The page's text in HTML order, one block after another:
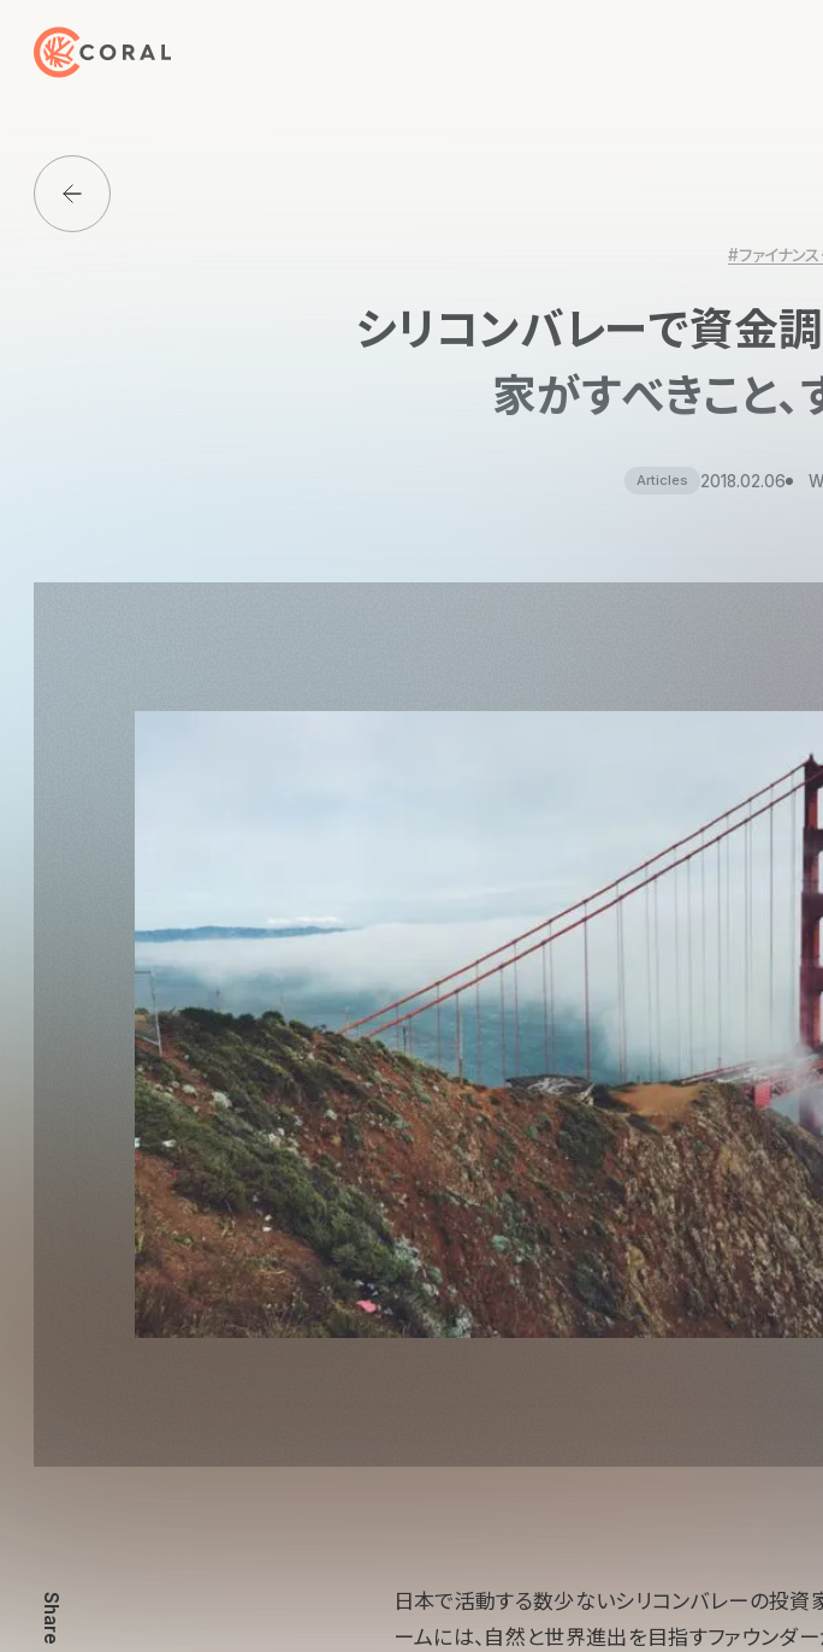
トップページへ戻る
Media一覧に戻る
#ファイナン
シリコンバレーで資金
家がすべきこと
Articles 2018.02.06
Share
日本で活動する数少ないシリコンバレーの投
ームには、自然と世界進出を目指すファウンダ